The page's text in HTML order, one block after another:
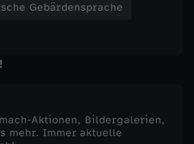
Gebärdensprache
Aktionen, Bildergalerien,
mehr. Immer aktuelle